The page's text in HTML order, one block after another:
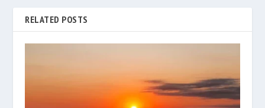
RELATED POSTS